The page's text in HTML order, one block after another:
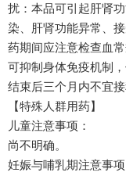
扰：本品可引起肝肾
染、肝肾功能异常、
药期间应注意检查血
可抑制身体免疫机制
结束后三个月内不宜
【特殊人群用药】
儿童注意事项：
尚不明确。
妊娠与哺乳期注意事项